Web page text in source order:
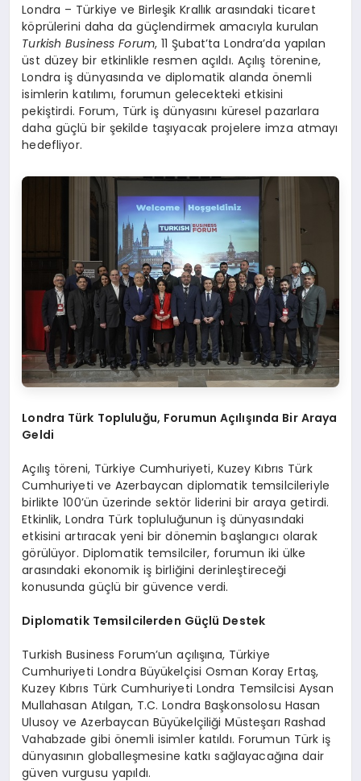
Londra – Türkiye ve Birleşik Krallık arasındaki ticaret
köprülerini daha da güçlendirmek amacıyla kurulan
Turkish Business Forum, 11 Şubat’ta Londra’da yapılan
üst düzey bir etkinlikle resmen açıldı. Açılış törenine,
Londra iş dünyasında ve diplomatik alanda önemli
isimlerin katılımı, forumun gelecekteki etkisini
pekiştirdi. Forum, Türk iş dünyasını küresel pazarlara
daha güçlü bir şekilde taşıyacak projelere imza atmayı
hedefliyor.
Londra Türk Topluluğu, Forumun Açılışında Bir Araya
Geldi
Açılış töreni, Türkiye Cumhuriyeti, Kuzey Kıbrıs Türk
Cumhuriyeti ve Azerbaycan diplomatik temsilcileriyle
birlikte 100’ün üzerinde sektör liderini bir araya getirdi.
Etkinlik, Londra Türk topluluğunun iş dünyasındaki
etkisini artıracak yeni bir dönemin başlangıcı olarak
görülüyor. Diplomatik temsilciler, forumun iki ülke
arasındaki ekonomik iş birliğini derinleştireceği
konusunda güçlü bir güvence verdi.
Diplomatik Temsilcilerden Güçlü Destek
Turkish Business Forum’un açılışına, Türkiye
Cumhuriyeti Londra Büyükelçisi Osman Koray Ertaş,
Kuzey Kıbrıs Türk Cumhuriyeti Londra Temsilcisi Aysan
Mullahasan Atılgan, T.C. Londra Başkonsolosu Hasan
Ulusoy ve Azerbaycan Büyükelçiliği Müsteşarı Rashad
Vahabzade gibi önemli isimler katıldı. Forumun Türk iş
dünyasının globalleşmesine katkı sağlayacağına dair
güven vurgusu yapıldı.